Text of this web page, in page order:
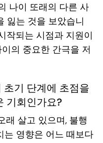
나이 또래의 다른 사
잃는 것을 보았습니
작되는 시점과 지원이
의 중요한 간극을 저
초기 단계에 초점을
기회인가요?
래 살고 있으며, 불행
는 영향은 어느 때보다